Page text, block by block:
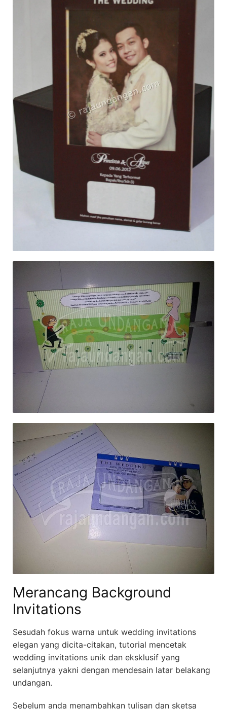
Merancang Background
Invitations
Sesudah fokus warna untuk wedding invitations
elegan yang dicita-citakan, tutorial mencetak
wedding invitations unik dan eksklusif yang
selanjutnya yakni dengan mendesain latar belakang
undangan.
Sebelum anda menambahkan tulisan dan sketsa